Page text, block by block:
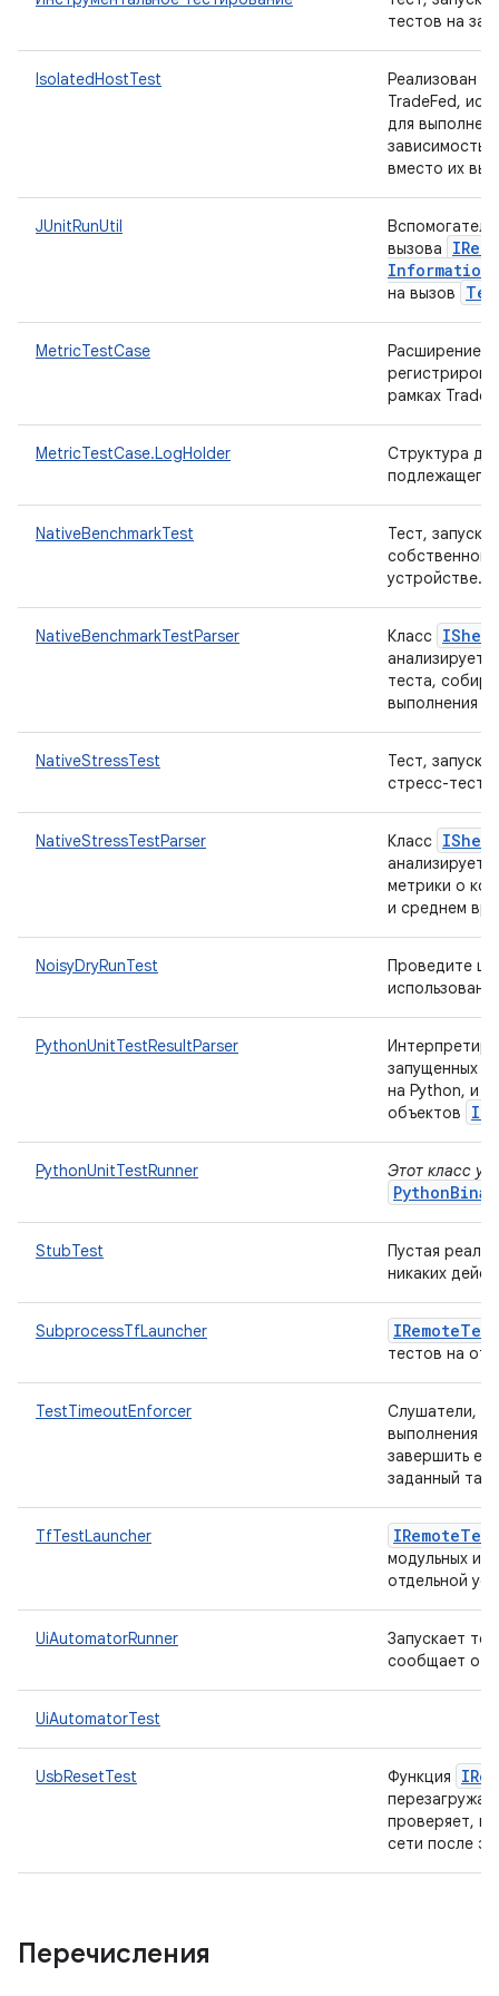
тестов на
IsolatedHostTest
Реализован
TradeFed,
для
вместо их
JUnitRunUtil
вызова
Information
на вызов
MetricTestCase Расширение
рамках
MetricTestCase.LogHolder
Структура
подлежащего
NativeBenchmarkTest
Тест,
устройстве.
NativeBenchmarkTestParser Класс IShell
анализирует
теста,
выполнения
NativeStressTest
Тест,
стресс-теста
NativeStressTestParser Класс IShell
анализирует
метрики о
и среднем
NoisyDryRunTest
Проведите
PythonUnitTestResultParser
запущенных
на Python, и
объектов
PythonUnitTestRunner Этот класс
StubTest
Пустая
никаких
SubprocessTfLauncher IRemoteTest
тестов на
TestTimeoutEnforcer
Слушатели,
выполнения
завершить
заданный
TfTestLauncher IRemoteTest
модульных
отдельной
UiAutomatorRunner
Запускает
сообщает о
UiAutomatorTest
UsbResetTest Функция
проверяет,
сети после
Перечисления